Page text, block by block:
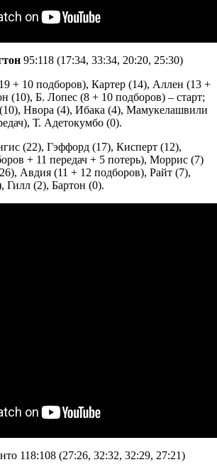
95:118 (17:34, 33:34, 20:20, 25:30)
+ 10 подборов), Картер (14), Аллен (13 +
(10), Б. Лопес (8 + 10 подборов) – старт;
Нвора (4), Ибака (4), Мамукелашвили
Т. Адетокумбо (0).
(22), Гэффорд (17), Кисперт (12),
+ 11 передач + 5 потерь), Моррис (7)
Авдия (11 + 12 подборов), Райт (7),
Гилл (2), Бартон (0).
118:108 (27:26, 32:32, 32:29, 27:21)